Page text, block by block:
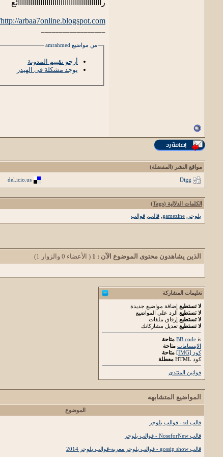
رااااااااااااااااااااااااااااااااااااااااائع
http://arbaa7online.blogspot.com/
من مواضيع amrahmed
أرجو تقييم المدونة
يوجد مشكلة فى الهيدر
مواقع النشر (المفضلة)
Digg
del.icio.us
الكلمات الدلالية (Tags)
بلوجر
gamezine قالب قوالب
الذين يشاهدون محتوى الموضوع الآن : 1 ( الأعضاء 0 والزوار 1)
تعليمات المشاركة
لا تستطيع إضافة مواضيع جديدة
لا تستطيع الرد على المواضيع
لا تستطيع إرفاق ملفات
لا تستطيع تعديل مشاركاتك
BB code is
متاحة
الابتسامات متاحة
كود [IMG]
متاحة
كود HTML
معطلة
قوانين المنتدى
المواضيع المتشابهه
الموضوع
قالب sd - قوالب بلوجر
قالب NoseforNew - قوالب بلوجر
قالب gossip show - قوالب بلوجر معربة-قوالب بلوجر 2014